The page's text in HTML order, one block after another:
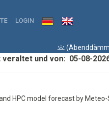
LOGIN
und von: 05-08-2026
HPC model forecast by Meteo-